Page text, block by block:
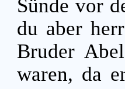
Sünde vor
du aber
Bruder
waren, da